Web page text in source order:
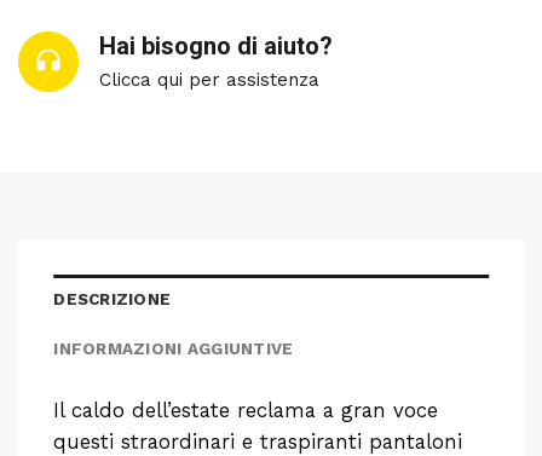
Hai bisogno di aiuto?
Clicca qui per assistenza
DESCRIZIONE
INFORMAZIONI AGGIUNTIVE
Il caldo dell’estate reclama a gran voce
questi straordinari e traspiranti pantaloni